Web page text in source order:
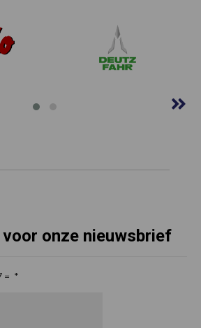
onze nieuwsbrief
= *